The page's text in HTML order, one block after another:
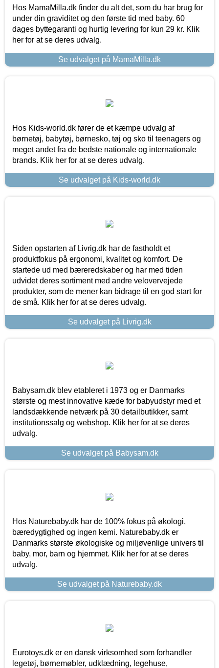
Hos MamaMilla.dk finder du alt det, som du har brug for
under din graviditet og den første tid med baby. 60
dages byttegaranti og hurtig levering for kun 29 kr. Klik
her for at se deres udvalg.
Se udvalget på MamaMilla.dk
Hos Kids-world.dk fører de et kæmpe udvalg af
børnetøj, babytøj, børnesko, tøj og sko til teenagers og
meget andet fra de bedste nationale og internationale
brands. Klik her for at se deres udvalg.
Se udvalget på Kids-world.dk
Siden opstarten af Livrig.dk har de fastholdt et
produktfokus på ergonomi, kvalitet og komfort. De
startede ud med bæreredskaber og har med tiden
udvidet deres sortiment med andre velovervejede
produkter, som de mener kan bidrage til en god start for
de små. Klik her for at se deres udvalg.
Se udvalget på Livrig.dk
Babysam.dk blev etableret i 1973 og er Danmarks
største og mest innovative kæde for babyudstyr med et
landsdækkende netværk på 30 detailbutikker, samt
institutionssalg og webshop. Klik her for at se deres
udvalg.
Se udvalget på Babysam.dk
Hos Naturebaby.dk har de 100% fokus på økologi,
bæredygtighed og ingen kemi. Naturebaby.dk er
Danmarks største økologiske og miljøvenlige univers til
baby, mor, barn og hjemmet. Klik her for at se deres
udvalg.
Se udvalget på Naturebaby.dk
Eurotoys.dk er en dansk virksomhed som forhandler
legetøj, børnemøbler, udklædning, legehuse,